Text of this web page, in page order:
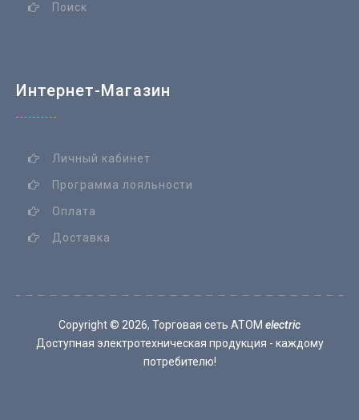
Поиск
Интернет-Магазин
Личный кабинет
Программа лояльности
Оплата
Доставка
Copyright © 2026, Торговая сеть ATOM electric
Доступная электротехническая продукция - каждому
потребителю!